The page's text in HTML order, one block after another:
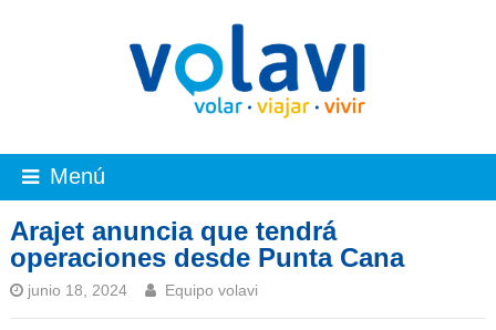
Menú
Arajet anuncia que tendrá
operaciones desde Punta Cana
junio 18, 2024 Equipo volavi